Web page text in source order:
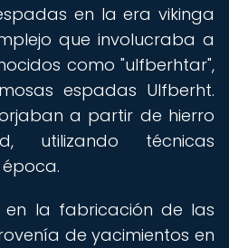
en la era vikinga
que involucraba a
como "ulfberhtar",
espadas Ulfberht.
a partir de hierro
utilizando técnicas
en la fabricación de las
de yacimientos en